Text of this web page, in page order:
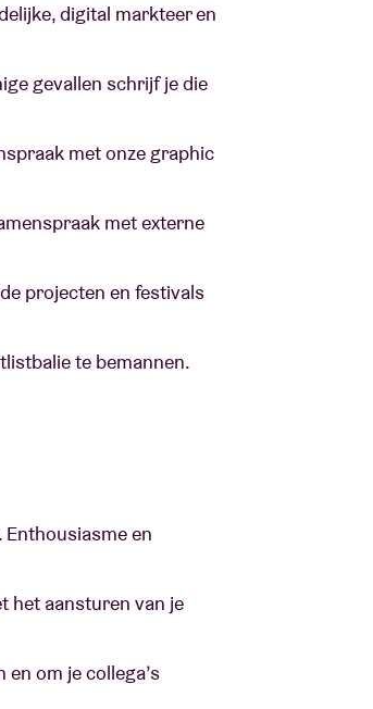
digital markteer en
gevallen schrijf je die
met onze graphic
met externe
projecten en festivals
te bemannen.
en
het aansturen van je
om je collega’s